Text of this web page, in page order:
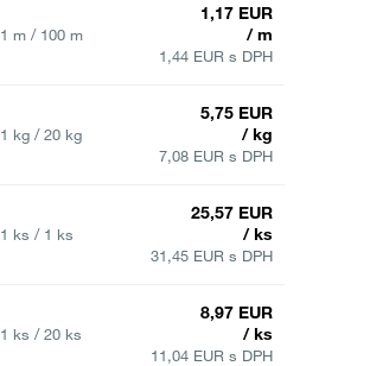
1 m / 100 m
1,17 EUR
/ m
1,44 EUR s DPH
1 kg / 20 kg
5,75 EUR
/ kg
7,08 EUR s DPH
1 ks / 1 ks
25,57 EUR
/ ks
31,45 EUR s DPH
1 ks / 20 ks
8,97 EUR
/ ks
11,04 EUR s DPH